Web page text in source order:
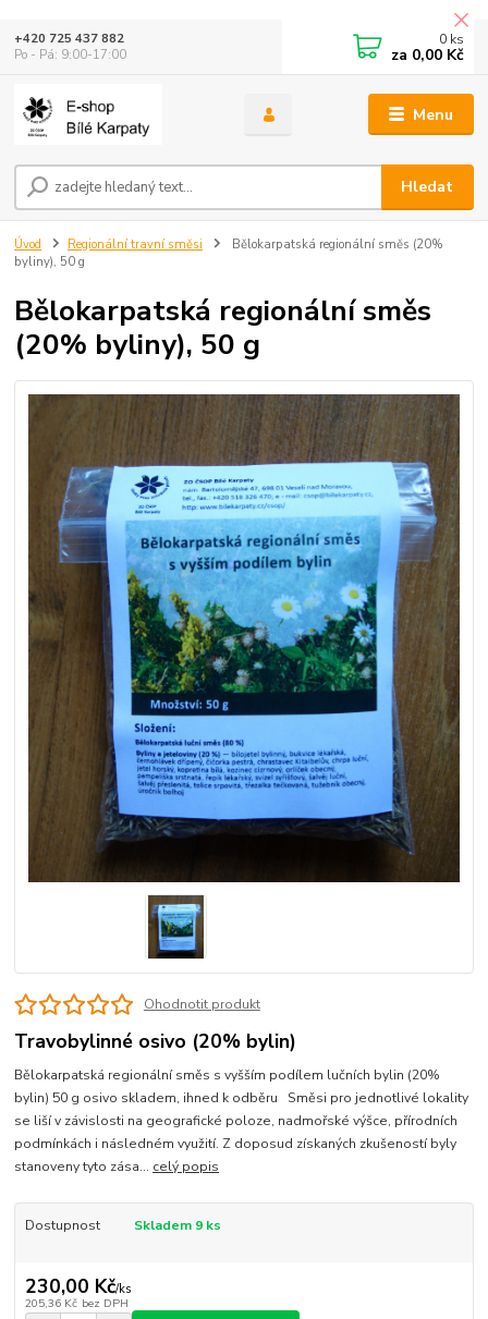
Menu
Hledat
+420 725 437 882
Po - Pá: 9:00-17:00
0 ks
za 0,00 Kč
Úvod Regionální travní směsi
Bělokarpatská regionální směs (20%
byliny), 50 g
Bělokarpatská regionální směs
(20% byliny), 50 g
Ohodnotit produkt
Travobylinné osivo (20% bylin)
Bělokarpatská regionální směs s vyšším podílem lučních bylin (20%
bylin) 50 g osivo skladem, ihned k odběru Směsi pro jednotlivé lokality
se liší v závislosti na geografické poloze, nadmořské výšce, přírodních
podmínkách i následném využití. Z doposud získaných zkušeností byly
stanoveny tyto zása... celý popis
Dostupnost Skladem 9 ks
230,00 Kč/ks
205,36 Kč bez DPH